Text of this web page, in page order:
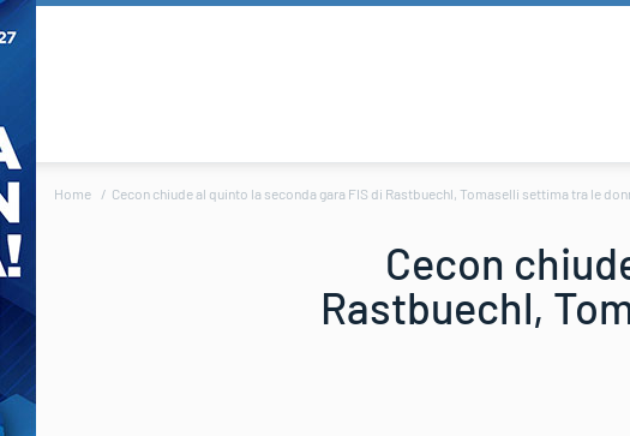
Home Cecon chiude al quinto la seconda gara FIS di Rastbuechl, Tomaselli settima tra le
Cecon
Rastbuechl,